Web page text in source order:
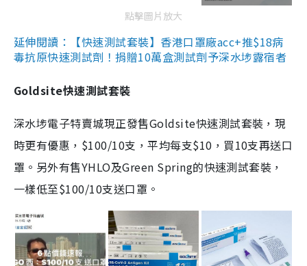
點擊圖片放大
延伸閱讀：【快速測試套裝】香港口罩廠acc+推$18病
毒抗原快速測試劑！捐贈10萬盒測試劑予深水埗露宿者
Goldsite快速測試套裝
深水埗電子特賣城現正發售Goldsite快速測試套裝，現
時更有優惠，$100/10支，平均每支$10，買10支再送口
罩。另外有售YHLO及Green Spring的快速測試套裝，
一樣低至$100/10支送口罩。